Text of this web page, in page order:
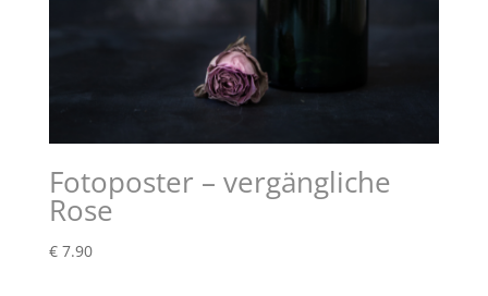
Fotoposter – vergängliche
Rose
€7.90